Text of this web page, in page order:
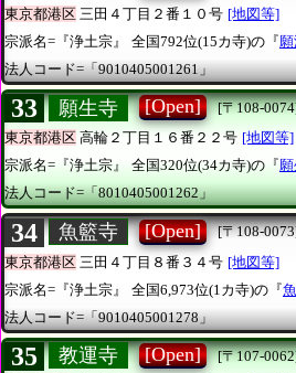
東京都港区 三田４丁目２番１０号 [地図等]
宗派名=『浄土宗』
全国792位(15カ寺)の『
法人コード=「9010405001261」
33 願生寺 [Open]
[〒108-
東京都港区 高輪２丁目１６番２２号 [地図等]
宗派名=『浄土宗』
全国320位(34カ寺)の『
法人コード=「8010405001262」
34 魚籃寺 [Open]
[〒108-
東京都港区 三田４丁目８番３４号 [地図等]
宗派名=『浄土宗』
全国6,973位(1カ寺)の『
法人コード=「9010405001278」
35 教運寺 [Open]
[〒107-